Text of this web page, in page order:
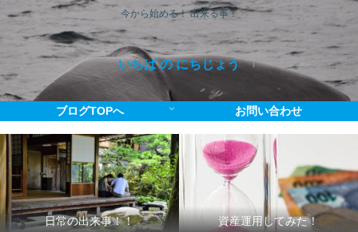
今から始める！ 出来る事！
いちば の にちじょう
ブログTOPへ お問い合わせ
日常の出来事！！ 資産運用してみた！